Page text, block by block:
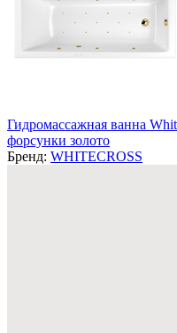
Гидромассажная ванна
форсунки золото
Бренд: WHITECROSS